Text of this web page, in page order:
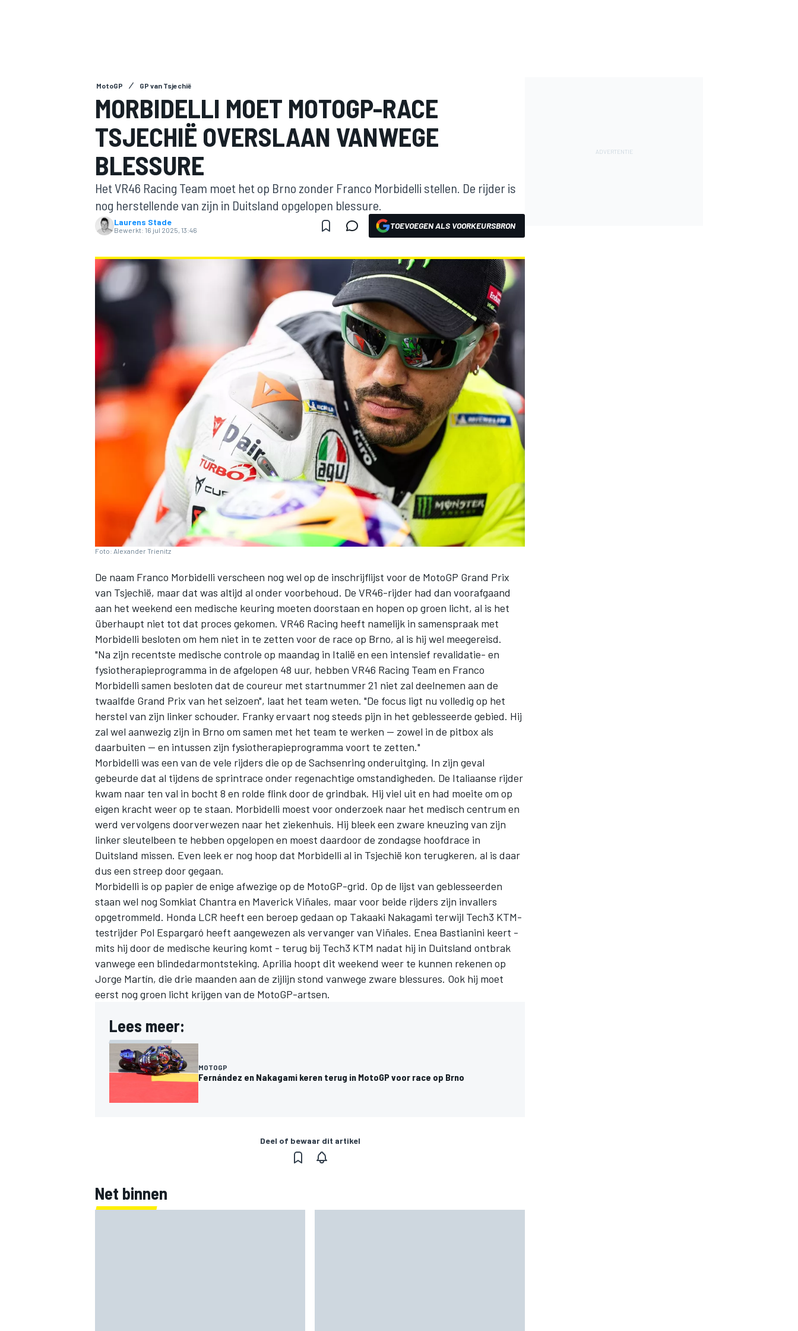
MOTOGP
INDYCAR
DTM
MotoGP GP van Tsjechië
MORBIDELLI MOET MOTOGP-RACE
TSJECHIË OVERSLAAN VANWEGE
BLESSURE
Het VR46 Racing Team moet het op Brno zonder Franco Morbidelli stellen. De rijder is
nog herstellende van zijn in Duitsland opgelopen blessure.
Laurens Stade
Bewerkt: 16 jul 2025, 13:46 TOEVOEGEN ALS VOORKEURSBRON
Foto: Alexander Trienitz
De naam Franco Morbidelli verscheen nog wel op de inschrijflijst voor de MotoGP Grand Prix
van Tsjechië, maar dat was altijd al onder voorbehoud. De VR46-rijder had dan voorafgaand
aan het weekend een medische keuring moeten doorstaan en hopen op groen licht, al is het
überhaupt niet tot dat proces gekomen. VR46 Racing heeft namelijk in samenspraak met
Morbidelli besloten om hem niet in te zetten voor de race op Brno, al is hij wel meegereisd.
"Na zijn recentste medische controle op maandag in Italië en een intensief revalidatie- en
fysiotherapieprogramma in de afgelopen 48 uur, hebben VR46 Racing Team en Franco
Morbidelli samen besloten dat de coureur met startnummer 21 niet zal deelnemen aan de
twaalfde Grand Prix van het seizoen", laat het team weten. "De focus ligt nu volledig op het
herstel van zijn linker schouder. Franky ervaart nog steeds pijn in het geblesseerde gebied. Hij
zal wel aanwezig zijn in Brno om samen met het team te werken — zowel in de pitbox als
daarbuiten — en intussen zijn fysiotherapieprogramma voort te zetten."
Morbidelli was een van de vele rijders die op de Sachsenring onderuitging. In zijn geval
gebeurde dat al tijdens de sprintrace onder regenachtige omstandigheden. De Italiaanse rijder
kwam naar ten val in bocht 8 en rolde flink door de grindbak. Hij viel uit en had moeite om op
eigen kracht weer op te staan. Morbidelli moest voor onderzoek naar het medisch centrum en
werd vervolgens doorverwezen naar het ziekenhuis. Hij bleek een zware kneuzing van zijn
linker sleutelbeen te hebben opgelopen en moest daardoor de zondagse hoofdrace in
Duitsland missen. Even leek er nog hoop dat Morbidelli al in Tsjechië kon terugkeren, al is daar
dus een streep door gegaan.
Morbidelli is op papier de enige afwezige op de MotoGP-grid. Op de lijst van geblesseerden
staan wel nog Somkiat Chantra en Maverick Viñales, maar voor beide rijders zijn invallers
opgetrommeld. Honda LCR heeft een beroep gedaan op Takaaki Nakagami terwijl Tech3 KTM-
testrijder Pol Espargaró heeft aangewezen als vervanger van Viñales. Enea Bastianini keert -
mits hij door de medische keuring komt - terug bij Tech3 KTM nadat hij in Duitsland ontbrak
vanwege een blindedarmontsteking. Aprilia hoopt dit weekend weer te kunnen rekenen op
Jorge Martín, die drie maanden aan de zijlijn stond vanwege zware blessures. Ook hij moet
eerst nog groen licht krijgen van de MotoGP-artsen.
Lees meer:
MOTOGP
Fernández en Nakagami keren terug in MotoGP voor race op Brno
Deel of bewaar dit artikel
Net binnen